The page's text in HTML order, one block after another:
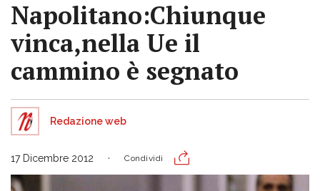
Napolitano:Chiunque
vinca,nella Ue il
cammino è segnato
Redazione web
17 Dicembre 2012 Condividi